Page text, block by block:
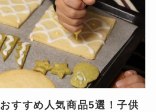
すすめ人気商品5選！子供